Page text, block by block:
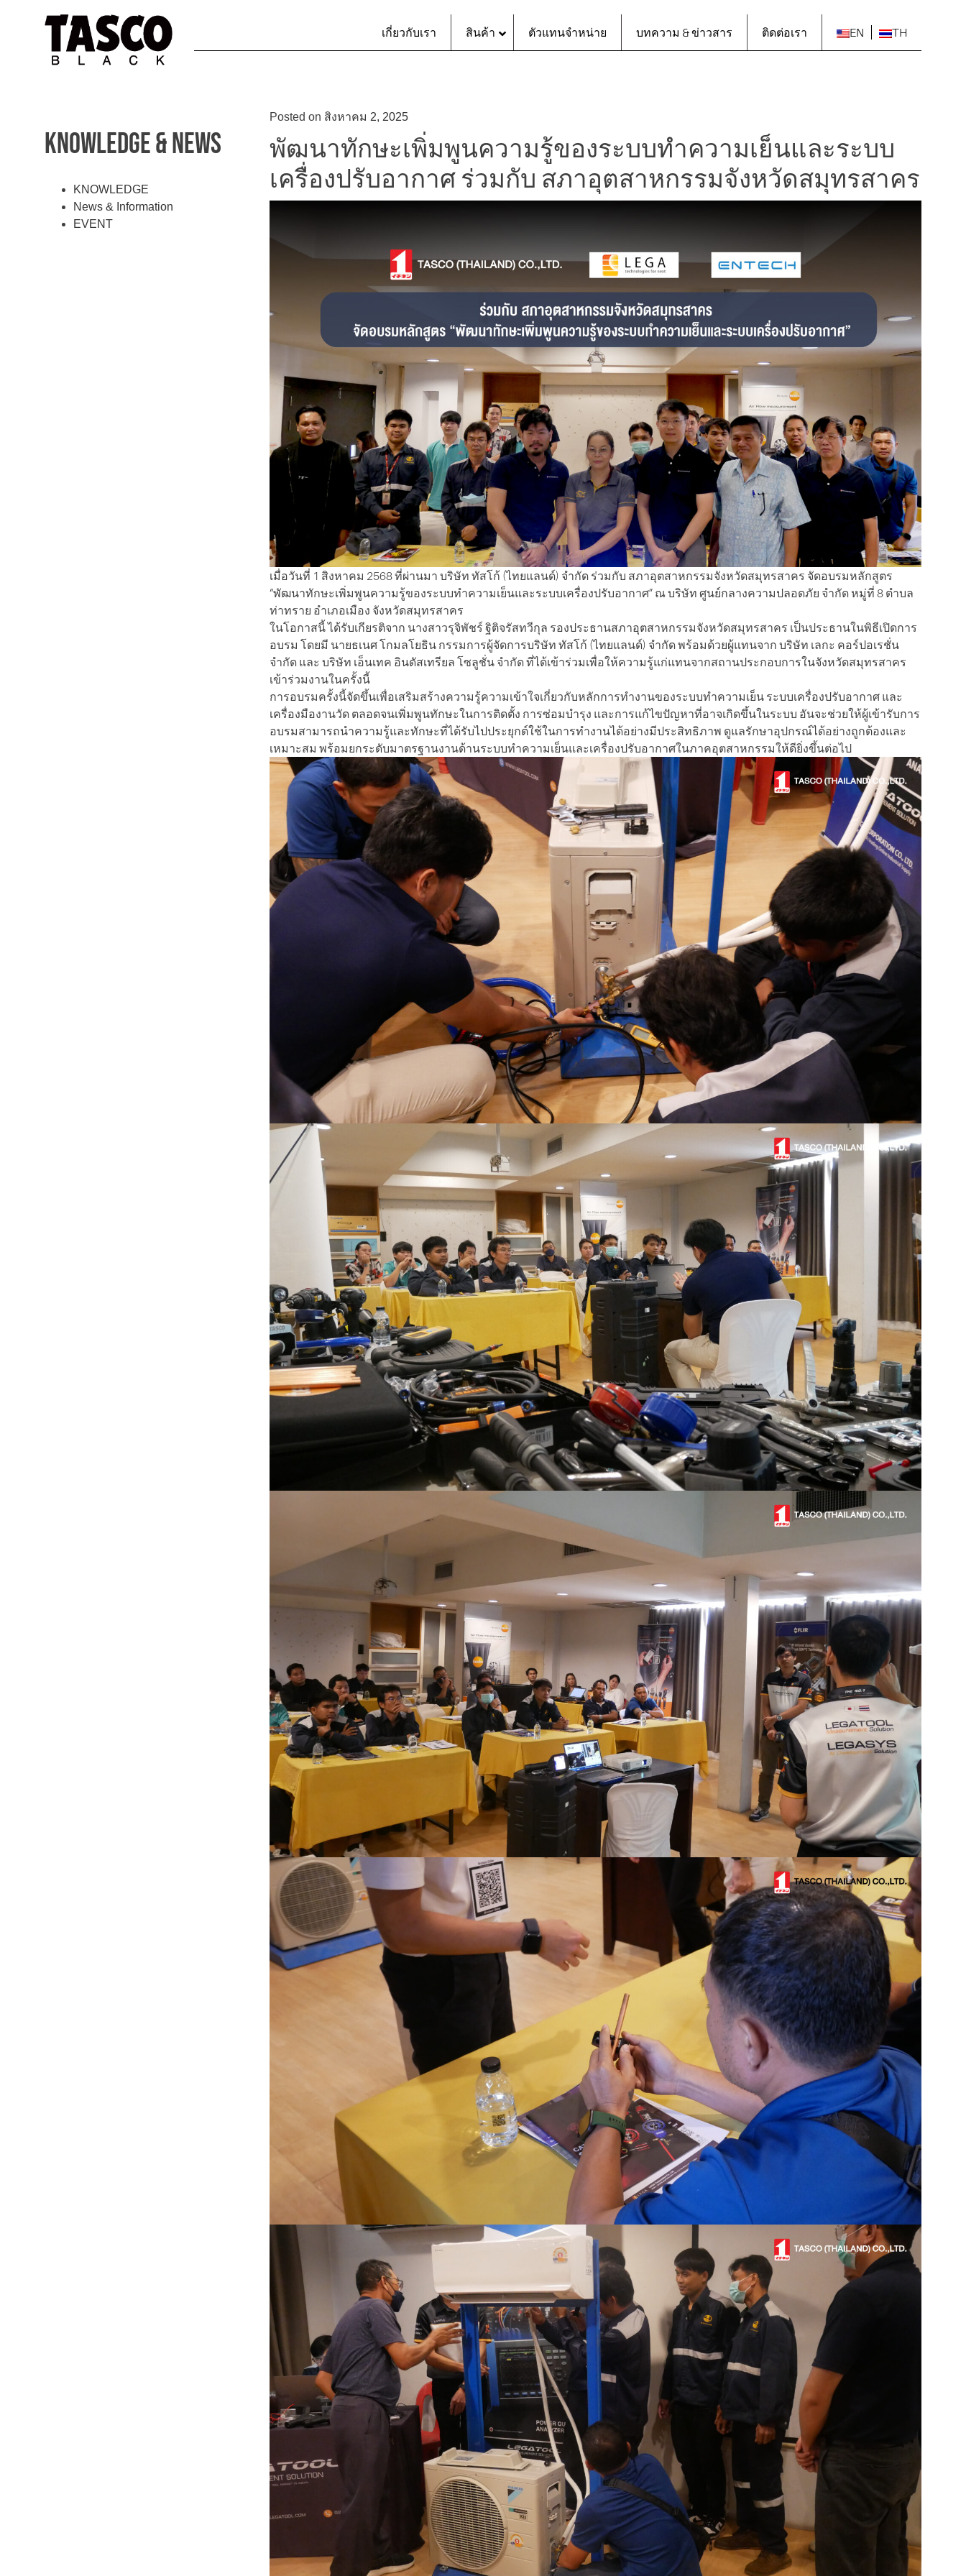
เกี่ยวกับเรา สินค้า ตัวแทนจำหน่าย บทความ & ข่าวสาร ติดต่อเรา EN TH
KNOWLEDGE & NEWS
KNOWLEDGE
News & Information
EVENT
Posted on สิงหาคม 2, 2025
พัฒนาทักษะเพิ่มพูนความรู้ของระบบทำความเย็นและระบบ
เครื่องปรับอากาศ ร่วมกับ สภาอุตสาหกรรมจังหวัดสมุทรสาคร
เมื่อวันที่ 1 สิงหาคม 2568 ที่ผ่านมา บริษัท ทัสโก้ (ไทยแลนด์) จำกัด ร่วมกับ สภาอุตสาหกรรมจังหวัดสมุทรสาคร จัดอบรมหลักสูตร
“พัฒนาทักษะเพิ่มพูนความรู้ของระบบทำความเย็นและระบบเครื่องปรับอากาศ” ณ บริษัท ศูนย์กลางความปลอดภัย จำกัด หมู่ที่ 8 ตำบล
ท่าทราย อำเภอเมือง จังหวัดสมุทรสาคร
ในโอกาสนี้ ได้รับเกียรติจาก นางสาวรุจิพัชร์ ฐิติจรัสทวีกุล รองประธานสภาอุตสาหกรรมจังหวัดสมุทรสาคร เป็นประธานในพิธีเปิดการ
อบรม โดยมี นายธเนศ โกมลโยธิน กรรมการผู้จัดการบริษัท ทัสโก้ (ไทยแลนด์) จำกัด พร้อมด้วยผู้แทนจาก บริษัท เลกะ คอร์ปอเรชั่น
จำกัด และ บริษัท เอ็นเทค อินดัสเทรียล โซลูชั่น จำกัด ที่ได้เข้าร่วมเพื่อให้ความรู้แก่แทนจากสถานประกอบการในจังหวัดสมุทรสาคร
เข้าร่วมงานในครั้งนี้
การอบรมครั้งนี้จัดขึ้นเพื่อเสริมสร้างความรู้ความเข้าใจเกี่ยวกับหลักการทำงานของระบบทำความเย็น ระบบเครื่องปรับอากาศ และ
เครื่องมืองานวัด ตลอดจนเพิ่มพูนทักษะในการติดตั้ง การซ่อมบำรุง และการแก้ไขปัญหาที่อาจเกิดขึ้นในระบบ อันจะช่วยให้ผู้เข้ารับการ
อบรมสามารถนำความรู้และทักษะที่ได้รับไปประยุกต์ใช้ในการทำงานได้อย่างมีประสิทธิภาพ ดูแลรักษาอุปกรณ์ได้อย่างถูกต้องและ
เหมาะสม พร้อมยกระดับมาตรฐานงานด้านระบบทำความเย็นและเครื่องปรับอากาศในภาคอุตสาหกรรมให้ดียิ่งขึ้นต่อไป